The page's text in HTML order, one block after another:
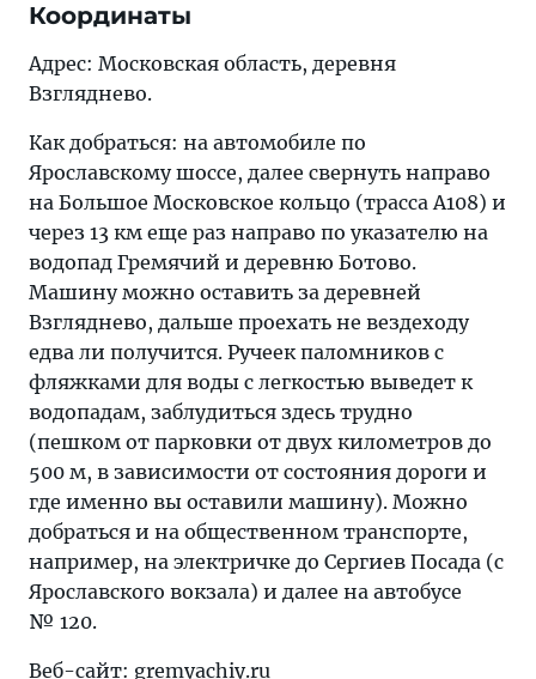
Координаты
Адрес: Московская область, деревня
Взгляднево.
Как добраться: на автомобиле по
Ярославскому шоссе, далее свернуть направо
на Большое Московское кольцо (трасса А108) и
через 13 км еще раз направо по указателю на
водопад Гремячий и деревню Ботово.
Машину можно оставить за деревней
Взгляднево, дальше проехать не вездеходу
едва ли получится. Ручеек паломников с
фляжками для воды с легкостью выведет к
водопадам, заблудиться здесь трудно
(пешком от парковки от двух километров до
500 м, в зависимости от состояния дороги и
где именно вы оставили машину). Можно
добраться и на общественном транспорте,
например, на электричке до Сергиев Посада (с
Ярославского вокзала) и далее на автобусе
№ 120.
Веб-сайт: gremyachiy.ru